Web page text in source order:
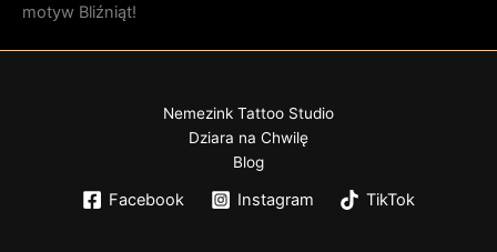
motyw Bliźniąt!
Nemezink Tattoo Studio
Dziara na Chwilę
Blog
Facebook Instagram TikTok